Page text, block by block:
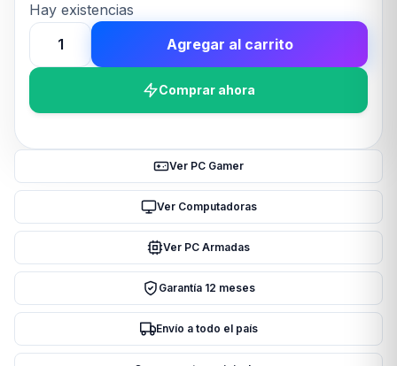
Hay existencias
DESTRUCTORA
ASF100
Agregar al carrito
Comprar ahora
Ver PC Gamer
Ver Computadoras
Ver PC Armadas
Garantía 12 meses
Envío a todo el país